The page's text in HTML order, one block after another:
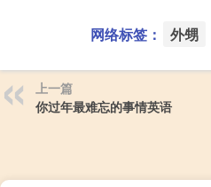
网络标签： 外甥
上一篇
你过年最难忘的事情英语